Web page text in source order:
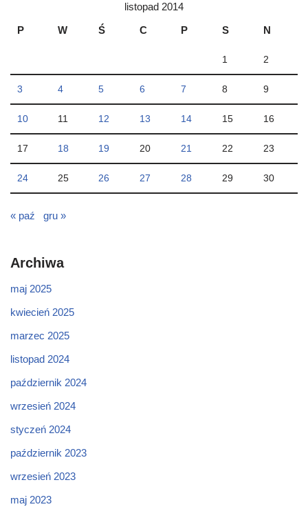
listopad 2014
P
W Ś C P S N
1 2
3 4 5 6 7 8 9
10 11 12 13 14 15 16
17 18 19 20 21 22 23
24 25 26 27 28 29 30
« paź gru »
Archiwa
maj 2025
kwiecień 2025
marzec 2025
listopad 2024
październik 2024
wrzesień 2024
styczeń 2024
październik 2023
wrzesień 2023
maj 2023